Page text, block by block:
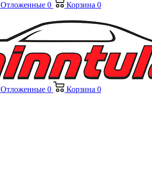
Отложенные 0 Корзина 0
Отложенные 0 Корзина 0